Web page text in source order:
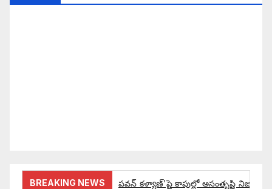
BREAKING NEWS పవన్ కళ్యాణ్’పై కాపుల్లో అసంతృప్తి నిజమేనా: